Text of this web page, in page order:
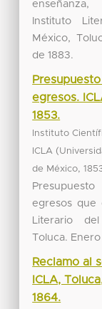
Instituto
México,
de 1883.
egresos.
1853.
Instituto
ICLA (
de México,
egresos que
Literario
Toluca. Enero
Reclamo al
ICLA,
1864.